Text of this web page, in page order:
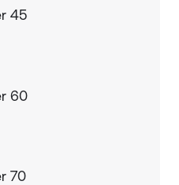
45
60
70